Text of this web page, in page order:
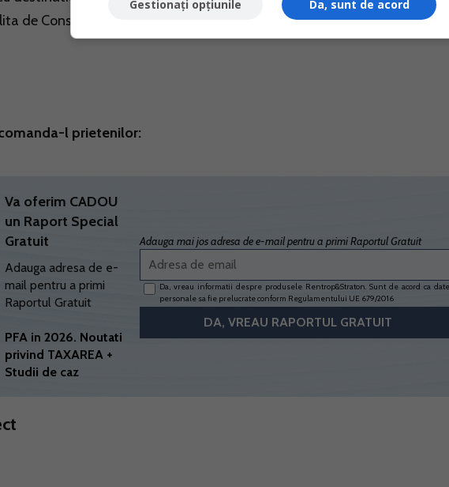
de Consiliul Local daca platesc impozitul pana la termenul stabilit.
l prietenilor:
Va oferim CADOU
un Raport Special
Gratuit
Adauga adresa de e-
mail pentru a primi
Raportul Gratuit
PFA in 2026. Noutati
privind TAXAREA +
Studii de caz
Adauga mai jos adresa de e-mail pentru a primi Raportul Gratuit
Da, vreau informatii despre produsele Rentrop&Straton. Sunt de acord ca
personale sa fie prelucrate conform Regulamentului UE 679/2016
Da, sunt de acord
Gestionați opțiunile